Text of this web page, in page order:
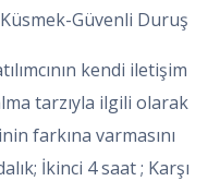
Güvenli Duruş
kendi iletişim
tarzıyla ilgili olarak
farkına varmasını
İkinci 4 saat ; Karşı